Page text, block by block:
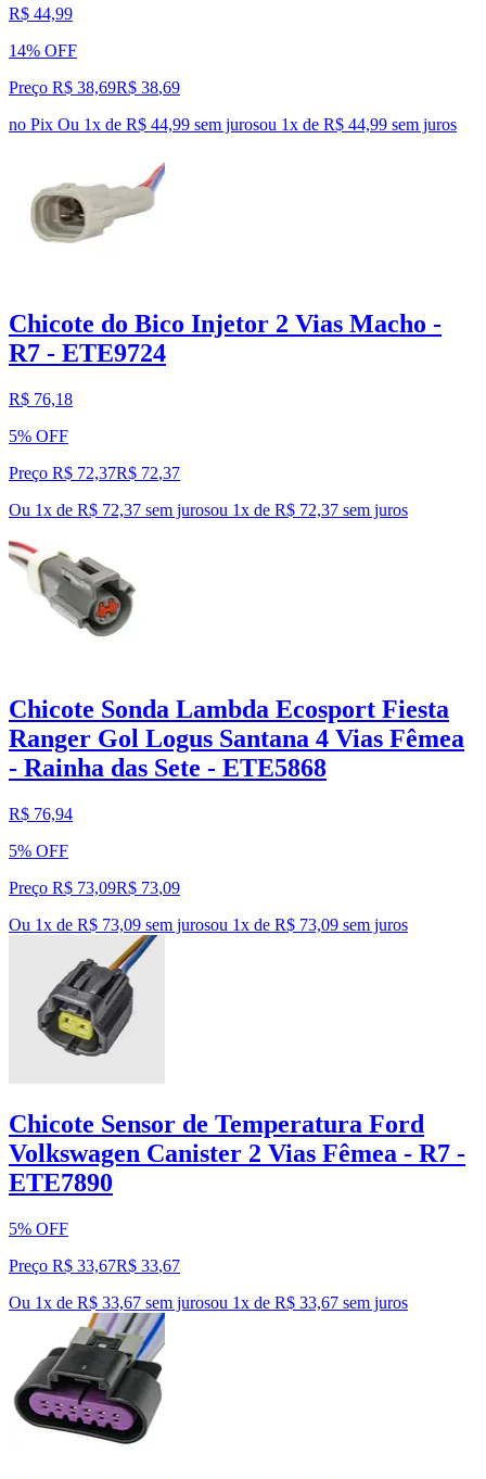
R$ 44,99
14% OFF
Preço R$ 38,69R$ 38,69
no Pix Ou 1x de R$ 44,99 sem jurosou 1x de R$ 44,99 sem juros
Chicote do Bico Injetor 2 Vias Macho -
R7 - ETE9724
R$ 76,18
5% OFF
Preço R$ 72,37R$ 72,37
Ou 1x de R$ 72,37 sem jurosou 1x de R$ 72,37 sem juros
Chicote Sonda Lambda Ecosport Fiesta
Ranger Gol Logus Santana 4 Vias Fêmea
- Rainha das Sete - ETE5868
R$ 76,94
5% OFF
Preço R$ 73,09R$ 73,09
Ou 1x de R$ 73,09 sem jurosou 1x de R$ 73,09 sem juros
Chicote Sensor de Temperatura Ford
Volkswagen Canister 2 Vias Fêmea - R7 -
ETE7890
5% OFF
Preço R$ 33,67R$ 33,67
Ou 1x de R$ 33,67 sem jurosou 1x de R$ 33,67 sem juros